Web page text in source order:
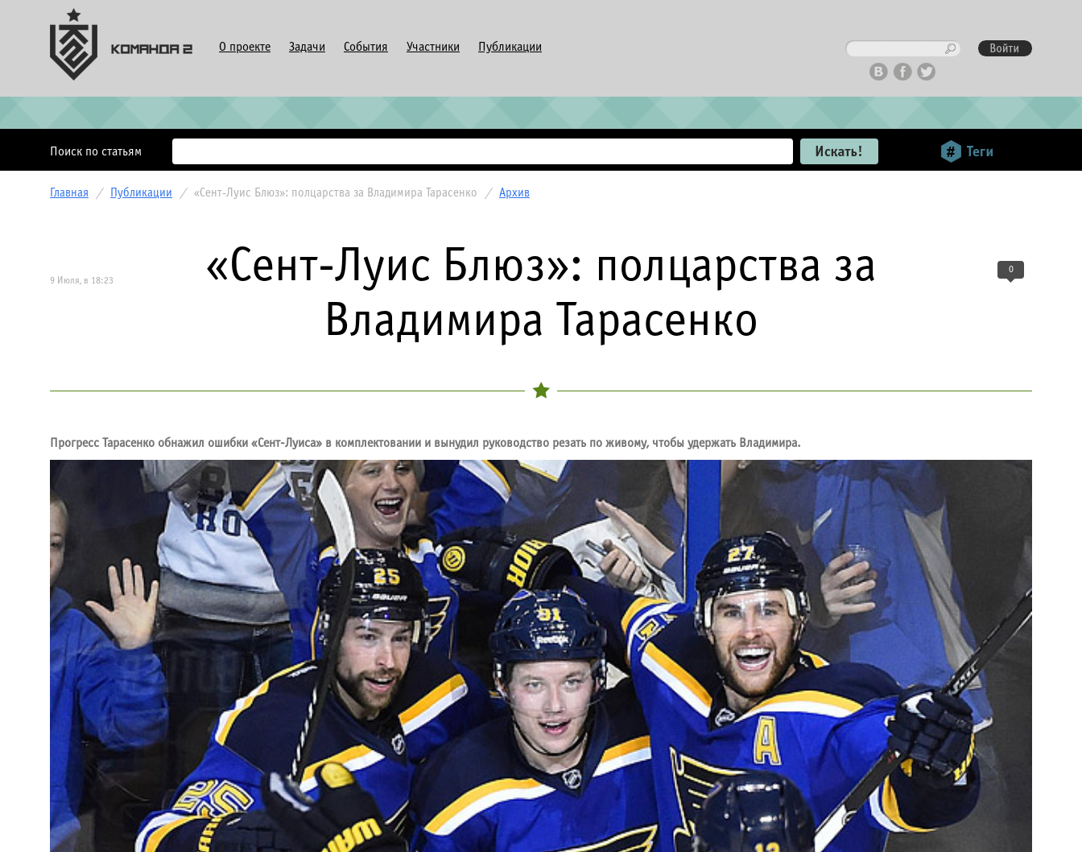
О проекте Задачи События Участники Публикации
Поиск по статьям
Главная / Публикации / «Сент-Луис Блюз»: полцарства за Владимира Тарасенко / Архив
9 Июля, в 18:23
«Сент-Луис Блюз»: полцарства за
Владимира Тарасенко
0
Прогресс Тарасенко обнажил ошибки «Сент-Луиса» в комплектовании и вынудил руководство резать по живому, чтобы удержать Владимира.